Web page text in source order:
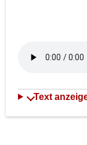
Text